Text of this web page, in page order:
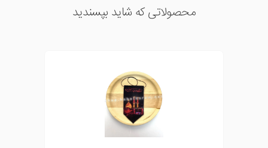
محصولاتی که شاید بپسندید